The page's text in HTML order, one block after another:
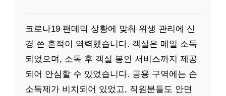
코로나19 팬데믹 상황에 맞춰 위생 관리에 신
경 쓴 흔적이 역력했습니다. 객실은 매일 소독
되었으며, 소독 후 객실 봉인 서비스까지 제공
되어 안심할 수 있었습니다. 공용 구역에는 손
소독제가 비치되어 있었고, 직원분들도 안면